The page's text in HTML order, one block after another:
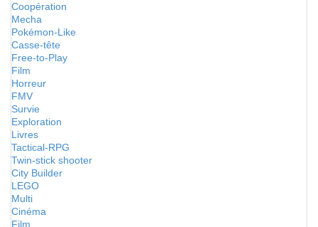
Coopération
Mecha
Pokémon-Like
Casse-tête
Free-to-Play
Film
Horreur
FMV
Survie
Exploration
Livres
Tactical-RPG
Twin-stick shooter
City Builder
LEGO
Multi
Cinéma
Film